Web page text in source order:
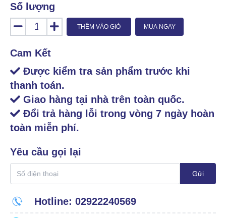
Số lượng
THÊM VÀO GIỎ MUA NGAY
Cam Kết
Được kiểm tra sản phẩm trước khi
thanh toán.
Giao hàng tại nhà trên toàn quốc.
Đổi trả hàng lỗi trong vòng 7 ngày hoàn
toàn miễn phí.
Yêu cầu gọi lại
Gửi
Hotline: 02922240569